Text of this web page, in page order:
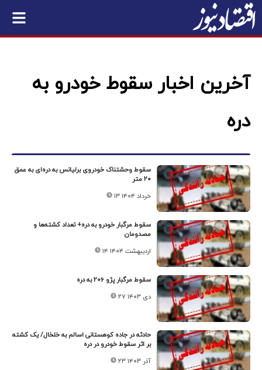
آخرین اخبار سقوط خودرو به
دره
سقوط وحشتناک خودروی برلیانس به دره‌ای به عمق
۲۰ متر
۱۳ خرداد ۱۴۰۴
سقوط مرگبار خودرو به دره+ تعداد کشته‌ها و
مصدومان
۱۴ اردیبهشت ۱۴۰۴
سقوط مرگبار پژو ۲۰۶ به دره
۲۷ دی ۱۴۰۳
حادثه در جاده کوهستانی اسالم به خلخال/ یک کشته
بر اثر سقوط خودرو در دره
۲۳ آذر ۱۴۰۳